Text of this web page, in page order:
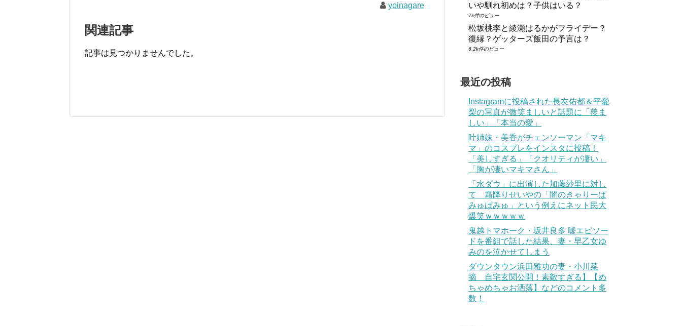
yoinagare
関連記事
記事は見つかりませんでした。
いや馴れ初めは？子供はいる？
7k件のビュー
松坂桃李と綾瀬はるかがフライデー？
復縁？ゲッターズ飯田の予言は？
6.2k件のビュー
最近の投稿
Instagramに投稿された長友佑都＆平愛
梨の写真が微笑ましいと話題に「羨ま
しい」「本当の愛」
叶姉妹・美香がチェンソーマン「マキ
マ」のコスプレをインスタに投稿！
「美しすぎる」「クオリティが凄い」
「胸が凄いマキマさん」
「水ダウ」に出演した加藤紗里に対し
て 霜降りせいやの「闇のきゃりーぱ
みゅぱみゅ」という例えにネット民大
爆笑ｗｗｗｗｗ
鬼越トマホーク・坂井良多 嘘エピソー
ドを番組で話した結果、妻・早乙女ゆ
みのを泣かせてしまう
ダウンタウン浜田雅功の妻・小川菜
摘 自宅玄関公開！素敵すぎる】【め
ちゃめちゃお洒落】などのコメント多
数！